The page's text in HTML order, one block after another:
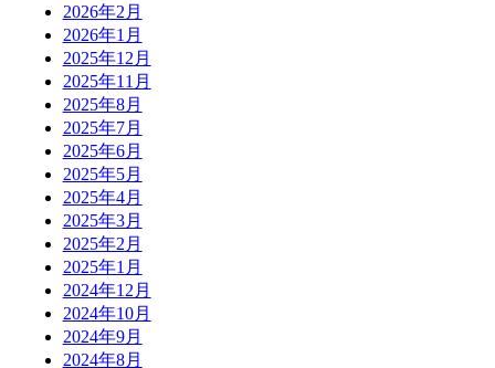
2026年2月
2026年1月
2025年12月
2025年11月
2025年8月
2025年7月
2025年6月
2025年5月
2025年4月
2025年3月
2025年2月
2025年1月
2024年12月
2024年10月
2024年9月
2024年8月